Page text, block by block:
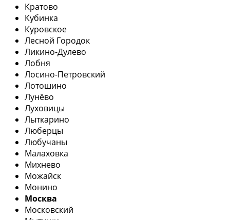
Кратово
Кубинка
Куровское
Лесной Городок
Ликино-Дулево
Лобня
Лосино-Петровский
Лотошино
Лунёво
Луховицы
Лыткарино
Люберцы
Любучаны
Малаховка
Михнево
Можайск
Монино
Москва
Московский